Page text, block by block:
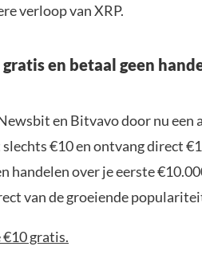
verloop van XRP.
en betaal geen
en Bitvavo door nu een
€10 en ontvang direct
handelen over je eerste
van de groeiende
€10 gratis.